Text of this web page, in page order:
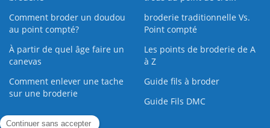
Comment broder un doudou
au point compté?
broderie traditionnelle Vs.
Point compté
À partir de quel âge faire un
canevas
Les points de broderie de A
à Z
Comment enlever une tache
sur une broderie
Guide fils à broder
Guide Fils DMC
Guide de la Broderie